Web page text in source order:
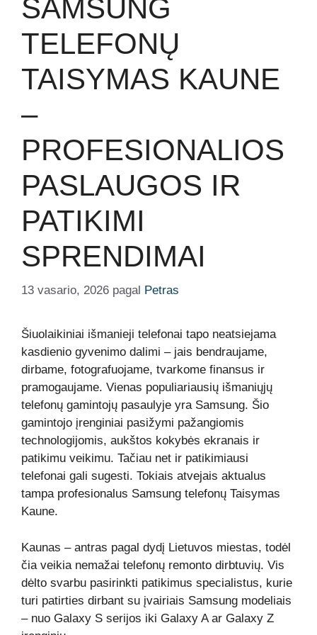
SAMSUNG
TELEFONŲ
TAISYMAS KAUNE
–
PROFESIONALIOS
PASLAUGOS IR
PATIKIMI
SPRENDIMAI
13 vasario, 2026 pagal Petras
Šiuolaikiniai išmanieji telefonai tapo neatsiejama
kasdienio gyvenimo dalimi – jais bendraujame,
dirbame, fotografuojame, tvarkome finansus ir
pramogaujame. Vienas populiariausių išmaniųjų
telefonų gamintojų pasaulyje yra Samsung. Šio
gamintojo įrenginiai pasižymi pažangiomis
technologijomis, aukštos kokybės ekranais ir
patikimu veikimu. Tačiau net ir patikimiausi
telefonai gali sugesti. Tokiais atvejais aktualus
tampa profesionalus Samsung telefonų Taisymas
Kaune.
Kaunas – antras pagal dydį Lietuvos miestas, todėl
čia veikia nemažai telefonų remonto dirbtuvių. Vis
dėlto svarbu pasirinkti patikimus specialistus, kurie
turi patirties dirbant su įvairiais Samsung modeliais
– nuo Galaxy S serijos iki Galaxy A ar Galaxy Z